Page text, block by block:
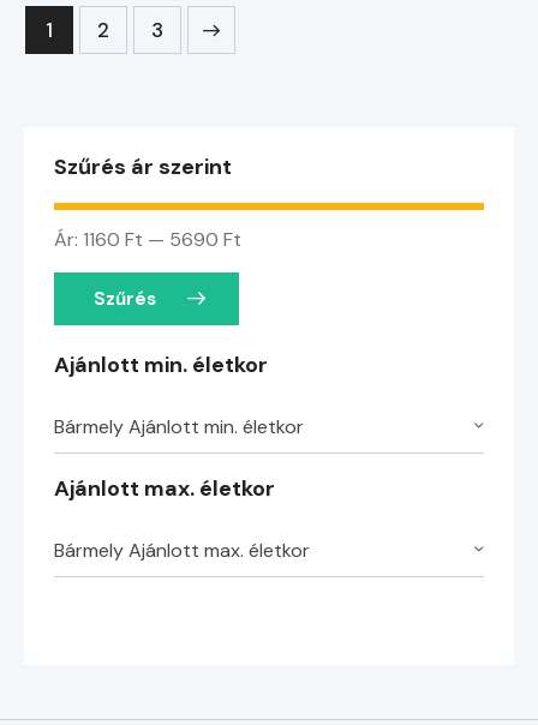
1 2 3
→
Szűrés ár szerint
Szűrés
Ár: 1160 Ft — 5690 Ft
Ajánlott min. életkor
Bármely Ajánlott min. életkor
Ajánlott max. életkor
Bármely Ajánlott max. életkor